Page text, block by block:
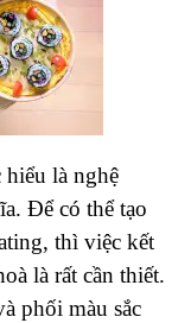
là nghệ
Để có thể tạo
thì việc kết
là rất cần thiết.
phối màu sắc